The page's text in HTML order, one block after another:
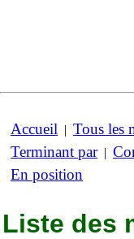
Accueil | Tous les
Terminant par|
En position
Liste des